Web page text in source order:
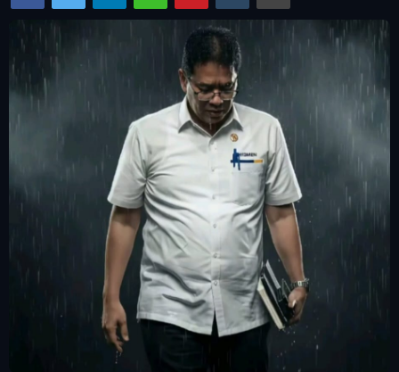
Tangerang Raya
Pendidikan
Bogor Raya